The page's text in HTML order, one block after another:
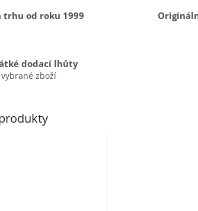
trhu od roku 1999
dodací lhůty
zboží